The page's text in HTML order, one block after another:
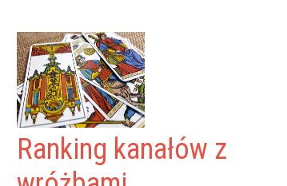
Ranking kanałów z